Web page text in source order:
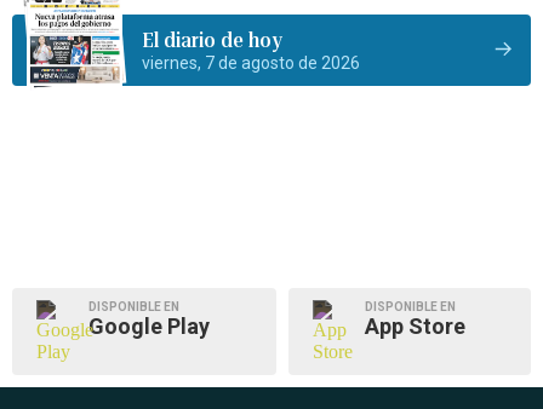
El diario de hoy
viernes, 7 de agosto de 2026
DISPONIBLE EN
Google Play
DISPONIBLE EN
App Store